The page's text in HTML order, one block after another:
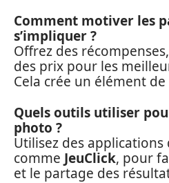
Comment motiver les
s’impliquer ?
Offrez des
des prix pour les
Cela crée un élément
Quels outils utiliser
photo ?
Utilisez des
comme JeuClick, pour
et le partage des